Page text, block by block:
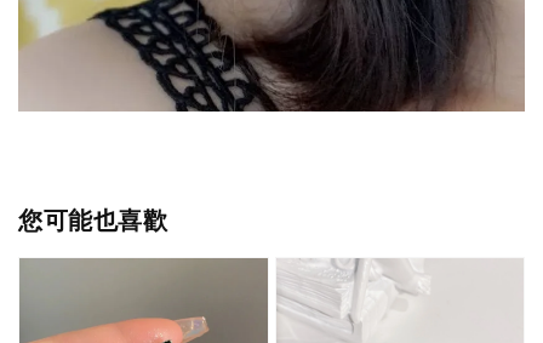
您可能也喜歡